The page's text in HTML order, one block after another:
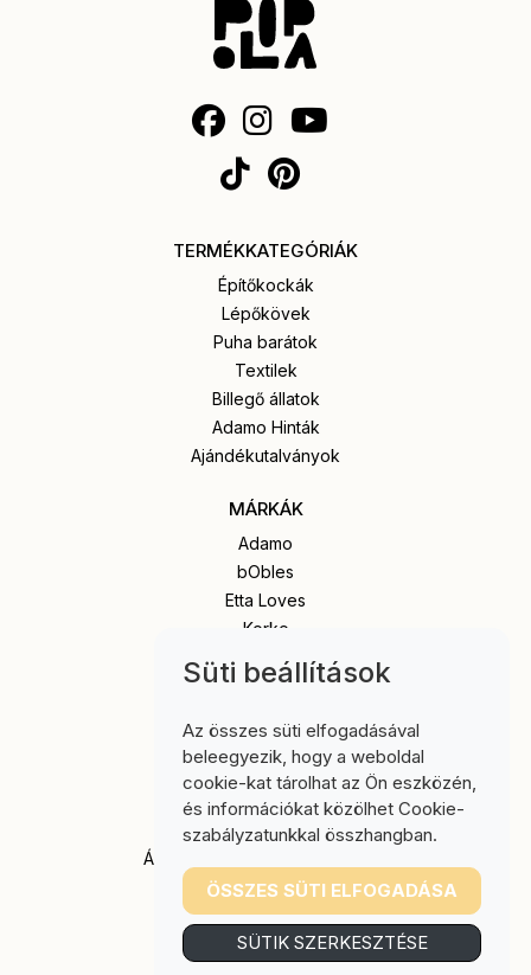
TERMÉKKATEGÓRIÁK
Építőkockák
Lépőkövek
Puha barátok
Textilek
Billegő állatok
Adamo Hinták
Ajándékutalványok
MÁRKÁK
Adamo
bObles
Etta Loves
Korko
Popola
Senger Naturwelt
INFORMÁCIÓ
Impresszum
Szállítási tájékoztató
Általános Szerződési Feltételek
Adatkezelési nyilatkozat
Intézményeknek
Süti beállítások
Az összes süti elfogadásával
beleegyezik, hogy a weboldal
cookie-kat tárolhat az Ön eszközén,
és információkat közölhet Cookie-
szabályzatunkkal összhangban.
ÖSSZES SÜTI ELFOGADÁSA
SÜTIK SZERKESZTÉSE